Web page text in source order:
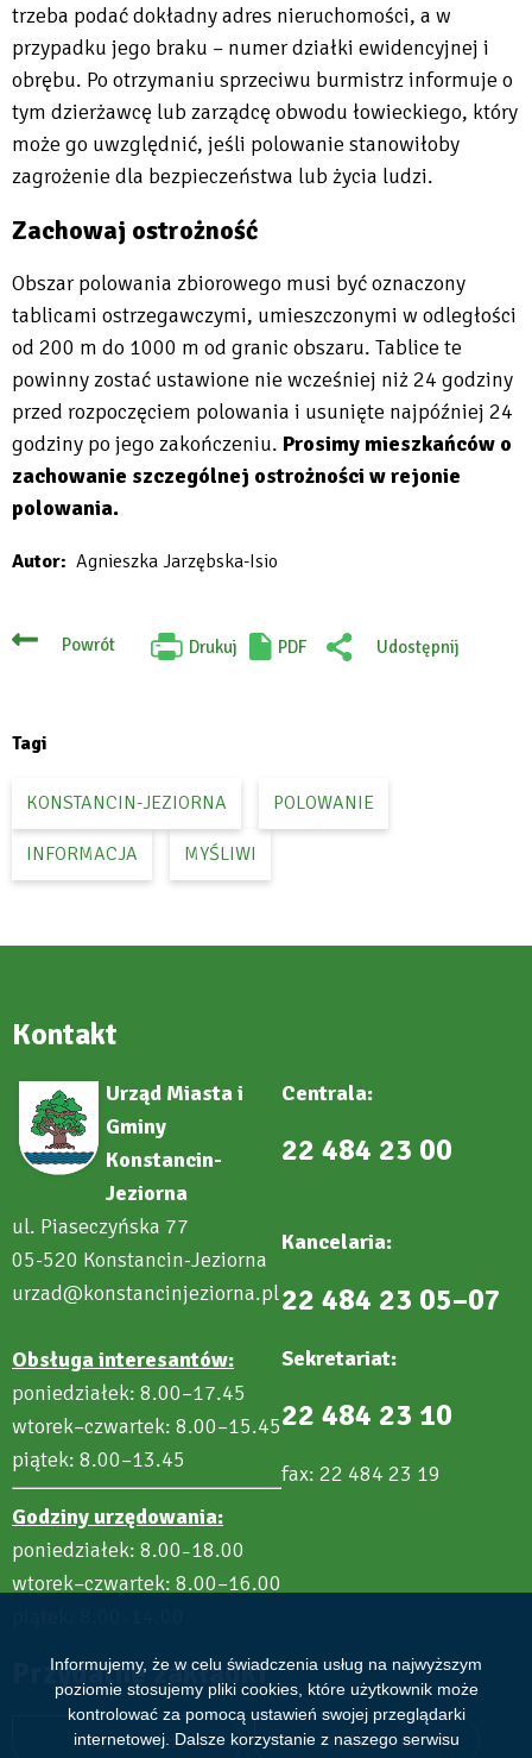
Informujemy, że w celu świadczenia usług na najwyższym
poziomie stosujemy pliki cookies, które użytkownik może
kontrolować za pomocą ustawień swojej przeglądarki
internetowej. Dalsze korzystanie z naszego serwisu
trzeba podać dokładny adres nieruchomości, a w
przypadku jego braku – numer działki ewidencyjnej i
obrębu. Po otrzymaniu sprzeciwu burmistrz informuje o
tym dzierżawcę lub zarządcę obwodu łowieckiego, który
może go uwzględnić, jeśli polowanie stanowiłoby
zagrożenie dla bezpieczeństwa lub życia ludzi.
Zachowaj ostrożność
Obszar polowania zbiorowego musi być oznaczony
tablicami ostrzegawczymi, umieszczonymi w odległości
od 200 m do 1000 m od granic obszaru. Tablice te
powinny zostać ustawione nie wcześniej niż 24 godziny
przed rozpoczęciem polowania i usunięte najpóźniej 24
godziny po jego zakończeniu. Prosimy mieszkańców o
zachowanie szczególnej ostrożności w rejonie
polowania.
Autor Agnieszka Jarzębska-Isio
Powrót Drukuj
Will
PDF
Udostępnij
Tagi
KONSTANCIN-JEZIORNA POLOWANIE
INFORMACJA MYŚLIWI
Kontakt
Urząd Miasta i
Gminy
Konstancin-
Jeziorna
ul. Piaseczyńska 77
05-520 Konstancin-Jeziorna
urzad@konstancinjeziorna.pl
Obsługa interesantów:
poniedziałek: 8.00–17.45
wtorek–czwartek: 8.00–15.45
piątek: 8.00–13.45
Godziny urzędowania:
poniedziałek: 8.00–18.00
wtorek–czwartek: 8.00–16.00
Centrala:
22 484 23 00
Kancelaria:
22 484 23 05–07
Sekretariat:
22 484 23 10
fax: 22 484 23 19
Przydatne zakładki
Aktualności Wydarzenia